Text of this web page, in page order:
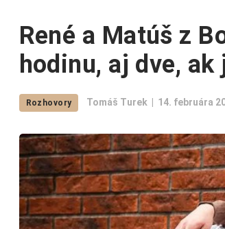
René a Matúš z
hodinu, aj dve, ak
Rozhovory Tomáš Turek 14. februára